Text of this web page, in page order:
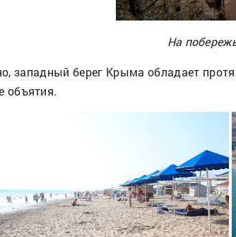
На
западный берег Крыма обладает
объятия.